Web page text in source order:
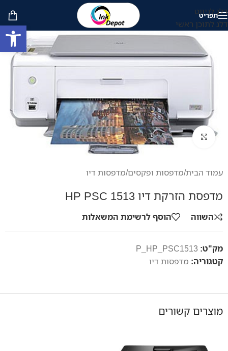
דלג לניווט
דלג לתוכן ראשי
תפריט
לחץ להגדלה
עמוד הבית/מדפסות ופקסים/מדפסות דיו
מדפסת הזרקת דיו HP PSC 1513
השווה הוסף לרשימת המשאלות
מק"ט: P_HP_PSC1513
קטגוריה: מדפסות דיו
מוצרים קשורים
פתח